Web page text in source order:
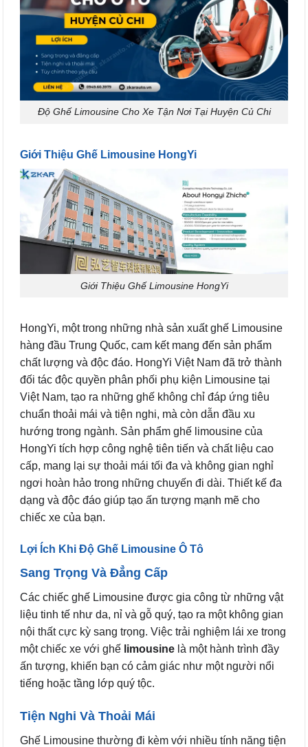
Độ Ghế Limousine Cho Xe Tận Nơi Tại Huyện Củ Chi
Giới Thiệu Ghế Limousine HongYi
Giới Thiệu Ghế Limousine HongYi
HongYi, một trong những nhà sản xuất ghế Limousine
hàng đầu Trung Quốc, cam kết mang đến sản phẩm
chất lượng và độc đáo. HongYi Việt Nam đã trở thành
đối tác độc quyền phân phối phụ kiện Limousine tại
Việt Nam, tạo ra những ghế không chỉ đáp ứng tiêu
chuẩn thoải mái và tiện nghi, mà còn dẫn đầu xu
hướng trong ngành. Sản phẩm ghế limousine của
HongYi tích hợp công nghệ tiên tiến và chất liệu cao
cấp, mang lại sự thoải mái tối đa và không gian nghỉ
ngơi hoàn hảo trong những chuyến đi dài. Thiết kế đa
dạng và độc đáo giúp tạo ấn tượng mạnh mẽ cho
chiếc xe của bạn.
Lợi Ích Khi Độ Ghế Limousine Ô Tô
Sang Trọng Và Đẳng Cấp
Các chiếc ghế Limousine được gia công từ những vật
liệu tinh tế như da, nỉ và gỗ quý, tạo ra một không gian
nội thất cực kỳ sang trọng. Việc trải nghiệm lái xe trong
một chiếc xe với ghế limousine là một hành trình đầy
ấn tượng, khiến bạn có cảm giác như một người nổi
tiếng hoặc tầng lớp quý tộc.
Tiện Nghi Và Thoải Mái
Ghế Limousine thường đi kèm với nhiều tính năng tiện